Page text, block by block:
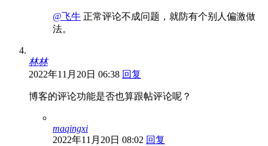
@飞牛 正常评论不成问题，就防有个别人偏激做
法。
林林
2022年11月20日 06:38 回复
博客的评论功能是否也算跟帖评论呢？
maqingxi
2022年11月20日 08:02 回复